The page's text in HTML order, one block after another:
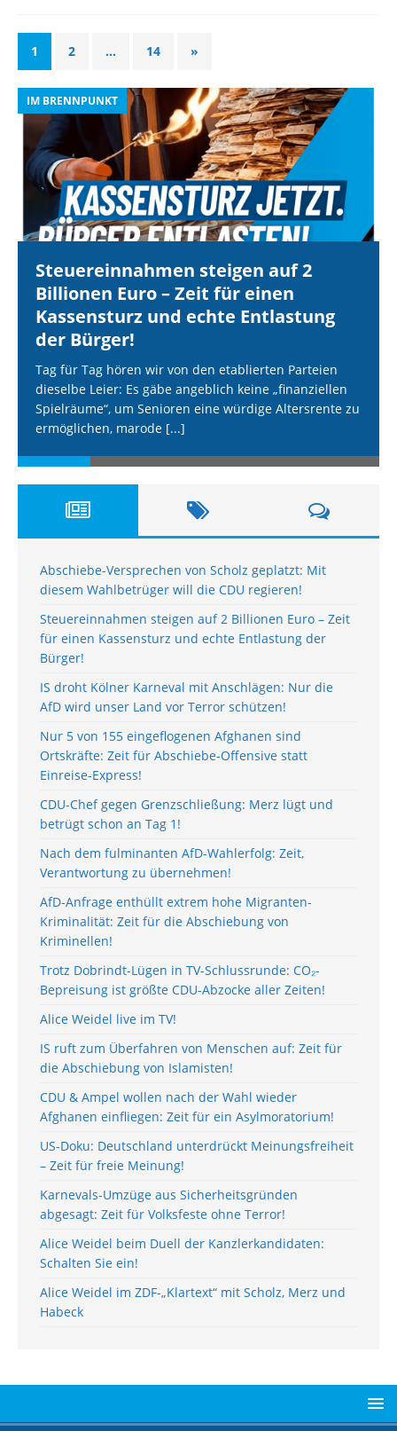
1 2 … 14 »
IM BRENNPUNKT
Steuereinnahmen steigen auf 2
Billionen Euro – Zeit für einen
Kassensturz und echte Entlastung
der Bürger!
Tag für Tag hören wir von den etablierten Parteien
dieselbe Leier: Es gäbe angeblich keine „finanziellen
Spielräume“, um Senioren eine würdige Altersrente zu
ermöglichen, marode [...]
Abschiebe-Versprechen von Scholz geplatzt: Mit
diesem Wahlbetrüger will die CDU regieren!
Steuereinnahmen steigen auf 2 Billionen Euro – Zeit
für einen Kassensturz und echte Entlastung der
Bürger!
IS droht Kölner Karneval mit Anschlägen: Nur die
AfD wird unser Land vor Terror schützen!
Nur 5 von 155 eingeflogenen Afghanen sind
Ortskräfte: Zeit für Abschiebe-Offensive statt
Einreise-Express!
CDU-Chef gegen Grenzschließung: Merz lügt und
betrügt schon an Tag 1!
Nach dem fulminanten AfD-Wahlerfolg: Zeit,
Verantwortung zu übernehmen!
AfD-Anfrage enthüllt extrem hohe Migranten-
Kriminalität: Zeit für die Abschiebung von
Kriminellen!
Trotz Dobrindt-Lügen in TV-Schlussrunde: CO₂-
Bepreisung ist größte CDU-Abzocke aller Zeiten!
Alice Weidel live im TV!
IS ruft zum Überfahren von Menschen auf: Zeit für
die Abschiebung von Islamisten!
CDU & Ampel wollen nach der Wahl wieder
Afghanen einfliegen: Zeit für ein Asylmoratorium!
US-Doku: Deutschland unterdrückt Meinungsfreiheit
– Zeit für freie Meinung!
Karnevals-Umzüge aus Sicherheitsgründen
abgesagt: Zeit für Volksfeste ohne Terror!
Alice Weidel beim Duell der Kanzlerkandidaten:
Schalten Sie ein!
Alice Weidel im ZDF-„Klartext“ mit Scholz, Merz und
Habeck